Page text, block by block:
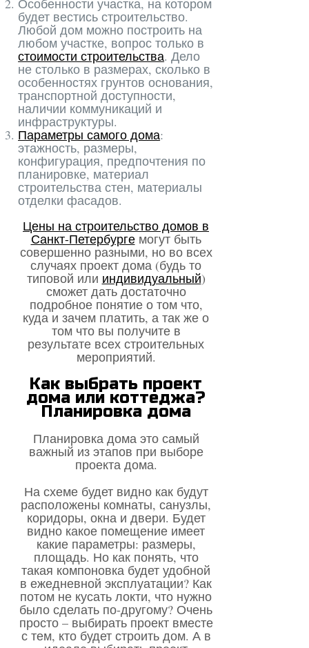
будет вестись строительство.
Любой дом можно построить на
любом участке, вопрос только в
стоимости строительства. Дело
не столько в размерах, сколько в
особенностях грунтов основания,
транспортной доступности,
наличии коммуникаций и
инфраструктуры.
Параметры самого дома:
этажность, размеры,
конфигурация, предпочтения по
планировке, материал
строительства стен, материалы
отделки фасадов.
Цены на строительство домов в
Санкт-Петербургемогут быть
совершенно разными, но во всех
случаях проект дома (будь то
типовой или индивидуальный)
сможет дать достаточно
подробное понятие о том что,
куда и зачем платить, а так же о
том что вы получите в
результате всех строительных
мероприятий.
Как выбрать проект
дома или коттеджа?
Планировка дома
Планировка дома это самый
важный из этапов при выборе
проекта дома.
На схеме будет видно как будут
расположены комнаты, санузлы,
коридоры, окна и двери. Будет
видно какое помещение имеет
какие параметры: размеры,
площадь. Но как понять, что
такая компоновка будет удобной
в ежедневной эксплуатации? Как
потом не кусать локти, что нужно
было сделать по-другому? Очень
просто – выбирать проект вместе
с тем, кто будет строить дом. А в